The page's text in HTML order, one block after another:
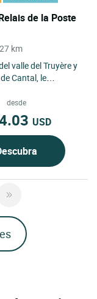
de la Poste
27 km
valle del Truyère y
Cantal, le
desde
USD